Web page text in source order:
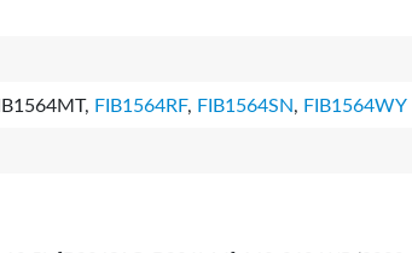
FIB1564RF, FIB1564SN, FIB1564WY